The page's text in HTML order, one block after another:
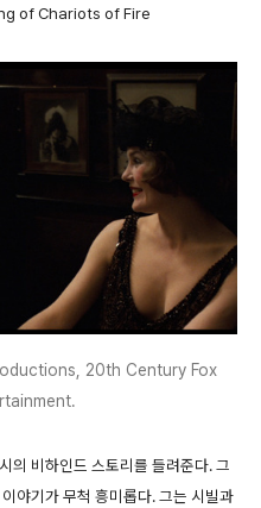
of Chariots of Fire
20th Century Fox
의 비하인드 스토리를 들려준다. 그
야기가 무척 흥미롭다. 그는 시빌과